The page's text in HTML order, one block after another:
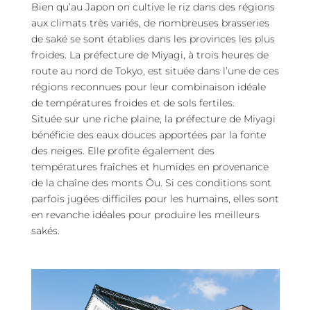
Bien qu’au Japon on cultive le riz dans des régions
aux climats très variés, de nombreuses brasseries
de saké se sont établies dans les provinces les plus
froides. La préfecture de Miyagi, à trois heures de
route au nord de Tokyo, est située dans l’une de ces
régions reconnues pour leur combinaison idéale
de températures froides et de sols fertiles.
Située sur une riche plaine, la préfecture de Miyagi
bénéficie des eaux douces apportées par la fonte
des neiges. Elle profite également des
températures fraîches et humides en provenance
de la chaîne des monts Ōu. Si ces conditions sont
parfois jugées difficiles pour les humains, elles sont
en revanche idéales pour produire les meilleurs
sakés.